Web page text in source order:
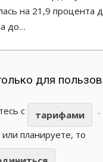
на 21,9 процента
до…
для
с тарифами
.
планируете, то